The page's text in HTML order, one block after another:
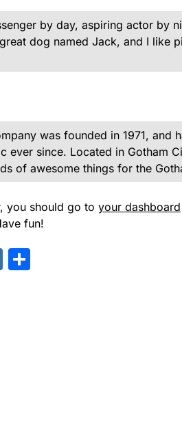
by day, aspiring actor by
dog named Jack, and I like
was founded in 1971, and
ever since. Located in Gotham
of awesome things for the
you should go to your dashboard
fun!
Mail.Ru